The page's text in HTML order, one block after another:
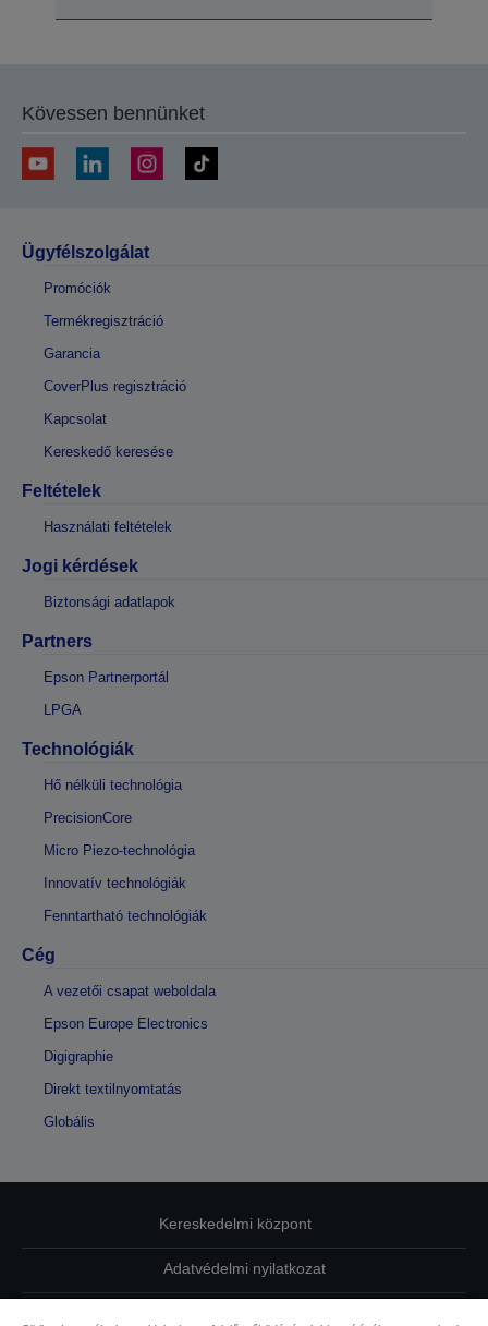
Kövessen bennünket
Ügyfélszolgálat
Promóciók
Termékregisztráció
Garancia
CoverPlus regisztráció
Kapcsolat
Kereskedő keresése
Feltételek
Használati feltételek
Jogi kérdések
Biztonsági adatlapok
Partners
Epson Partnerportál
LPGA
Technológiák
Hő nélküli technológia
PrecisionCore
Micro Piezo-technológia
Innovatív technológiák
Fenntartható technológiák
Cég
A vezetői csapat weboldala
Epson Europe Electronics
Digigraphie
Direkt textilnyomtatás
Globális
Kereskedelmi központ
Adatvédelmi nyilatkozat